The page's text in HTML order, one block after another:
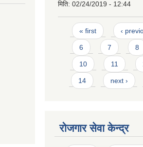
मिति: 02/24/2019 - 12:44
Pages
« first ‹
6 7 8
10 11
14 next ›
रोजगार सेवा केन्द्र